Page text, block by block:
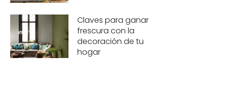
Claves para ganar
frescura con la
decoración de tu
hogar